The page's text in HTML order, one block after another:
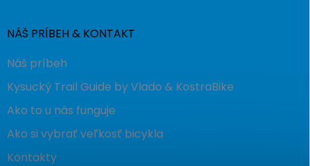
NÁŠ PRÍBEH & KONTAKT
Náš príbeh
Kysucký Trail Guide by Vlado & KostraBike
Ako to u nás funguje
Ako si vybrať veľkosť bicykla
Kontakty